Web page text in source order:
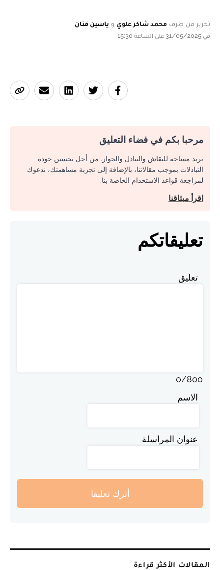
تحرير من طرف محمد شاكر علوي و ياسين منان
في 31/05/2025 على الساعة 15:30
مرحبا بكم في فضاء التعليق
نريد مساحة للنقاش والتبادل والحوار. من أجل تحسين جودة
التبادلات بموجب مقالاتنا، بالإضافة إلى تجربة مساهمتك، ندعوك
لمراجعة قواعد الاستخدام الخاصة بنا.
اقرأ ميثاقنا
تعليقاتكم
تعليق
0/800
الاسم
عنوان المراسلة
أترك تعليقا
المقالات الأكثر قراءة